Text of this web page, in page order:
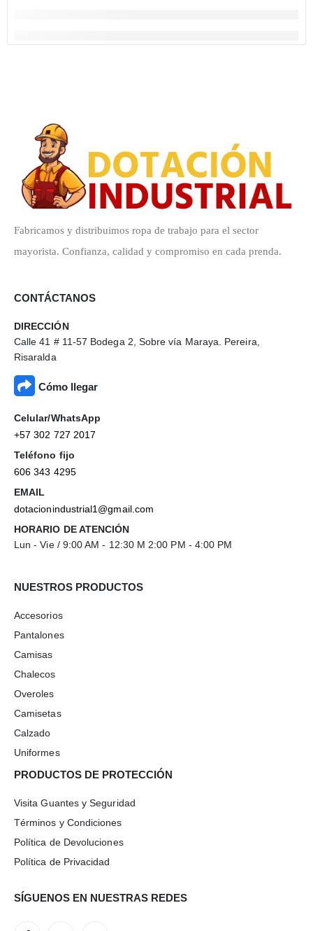
Fabricamos y distribuimos ropa de trabajo para el sector
mayorista. Confianza, calidad y compromiso en cada prenda.
CONTÁCTANOS
DIRECCIÓN
Calle 41 # 11-57 Bodega 2, Sobre vía Maraya. Pereira,
Risaralda
Cómo llegar
Celular/WhatsApp
+57 302 727 2017
Teléfono fijo
606 343 4295
EMAIL
dotacionindustrial1@gmail.com
HORARIO DE ATENCIÓN
Lun - Vie / 9:00 AM - 12:30 M 2:00 PM - 4:00 PM
NUESTROS PRODUCTOS
Accesorios
Pantalones
Camisas
Chalecos
Overoles
Camisetas
Calzado
Uniformes
PRODUCTOS DE PROTECCIÓN
Visita Guantes y Seguridad
Términos y Condiciones
Política de Devoluciones
Política de Privacidad
SÍGUENOS EN NUESTRAS REDES